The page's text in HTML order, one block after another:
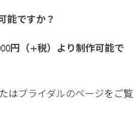
能ですか？
円（+税）より制作可能で
は ブライダルのページをご覧